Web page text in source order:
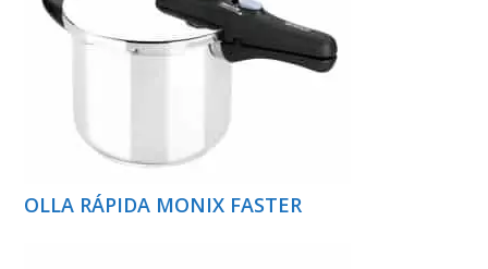
OLLA RÁPIDA MONIX FASTER